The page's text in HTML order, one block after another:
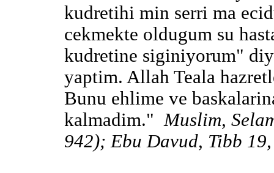
kudretihi min serri ma
cekmekte oldugum su
kudretine siginiyorum"
yaptim. Allah Teala
Bunu ehlime ve
kalmadim."Muslim,
942); Ebu Davud, Tibb